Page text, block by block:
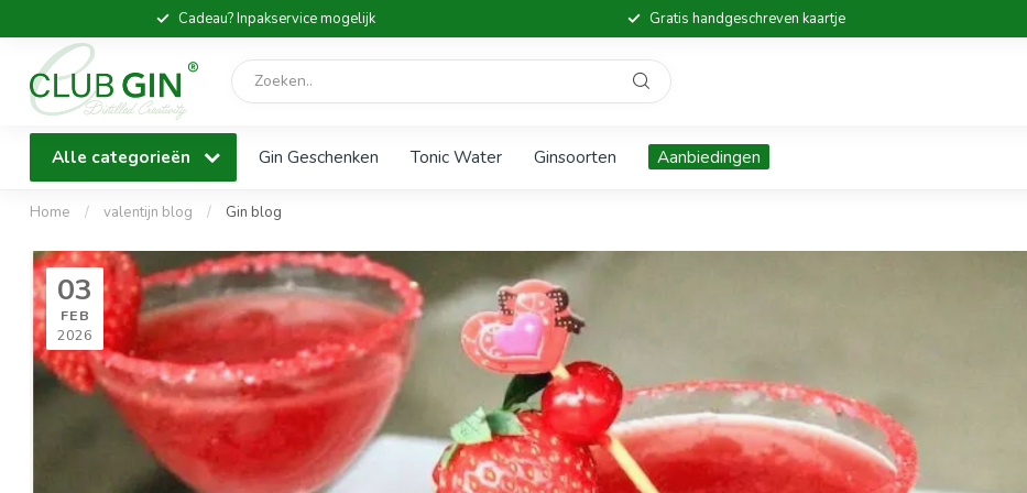
Cadeau? Inpakservice mogelijk Gratis handgeschreven kaartje
Alle categorieën Gin Geschenken Tonic Water Ginsoorten Aanbiedingen
Home / valentijn blog / Gin blog
03
FEB
2026